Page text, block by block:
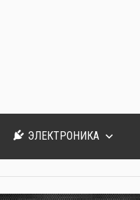
ЭЛЕКТРОНИКА